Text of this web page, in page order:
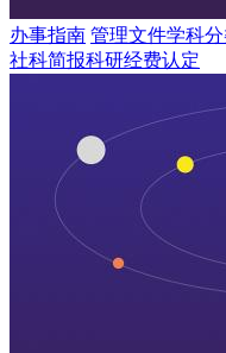
办事指南 管理文件学科
社科简报科研经费认定